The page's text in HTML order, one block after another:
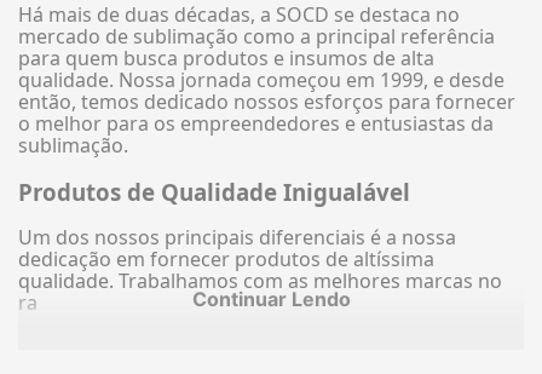
Há mais de duas décadas, a SOCD se destaca no
mercado de sublimação como a principal referência
para quem busca produtos e insumos de alta
qualidade. Nossa jornada começou em 1999, e desde
então, temos dedicado nossos esforços para fornecer
o melhor para os empreendedores e entusiastas da
sublimação.
Produtos de Qualidade Inigualável
Um dos nossos principais diferenciais é a nossa
dedicação em fornecer produtos de altíssima
qualidade. Trabalhamos com as melhores marcas no
ra
Continuar Lendo